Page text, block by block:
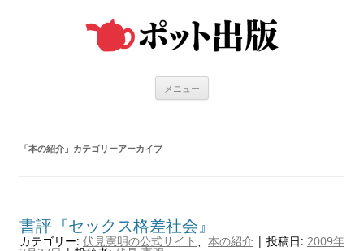
メニュー
「本の紹介 」カテゴリーアーカイブ
書評『セックス格差社会』
カテゴリー: 伏見憲明の公式サイト 、 本の紹介 | 投稿日: 2009年